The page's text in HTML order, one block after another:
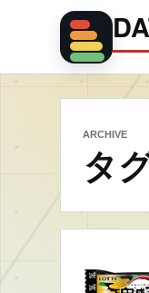
ARCHIVE
タ